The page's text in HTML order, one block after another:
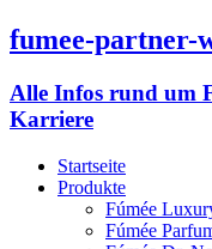
fumee-partner-
Alle Infos rund um
Karriere
Startseite
Produkte
Fúmée
Fúmée